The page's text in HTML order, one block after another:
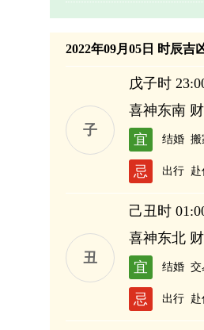
2022年09月05日 时辰吉
子
戊子时
喜神东南
宜
结婚 搬
忌 出行 赴
丑
己丑时
喜神东北
宜
结婚 交
忌 出行 赴